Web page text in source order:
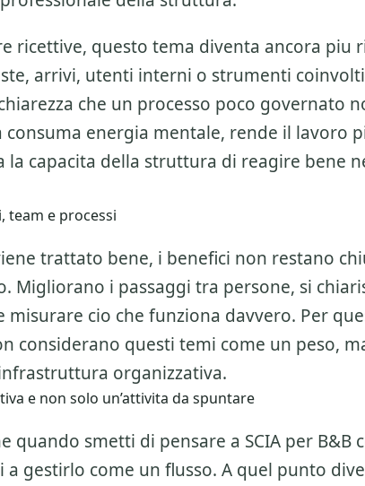
ricettive, questo tema diventa ancora piu
arrivi, utenti interni o strumenti
che un processo poco governato
energia mentale, rende il lavoro
la capacita della struttura di reagire bene
team e processi
trattato bene, i benefici non restano
Migliorano i passaggi tra persone, si
cio che funziona davvero. Per
considerano questi temi come un peso,
organizzativa.
e non solo un’attivita da spuntare
quando smetti di pensare a SCIA per B&B
a gestirlo come un flusso. A quel punto